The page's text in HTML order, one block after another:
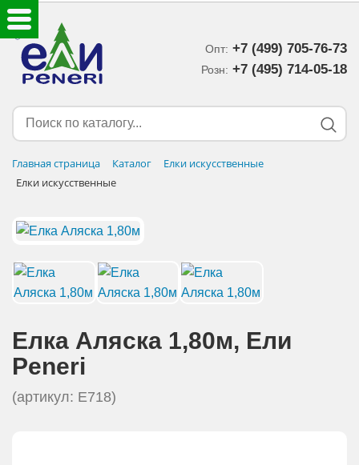
Опт: +7 (499) 705-76-73
Розн: +7 (495) 714-05-18‬
Главная страница Каталог
Елки искусственные
Елки искусственные
Елка Аляска 1,80м, Eли
Peneri
(артикул: E718)
ЕЛКИ ИСКУССТВЕННЫЕ
ЕЛОЧНЫЕ УКРАШЕНИЯ
НОВОГОДНИЙ ДЕКОР
ДОСТАВКА В РЕГИОНЫ
ДОСТАВКА
АКЦИИ И ПОДАРКИ